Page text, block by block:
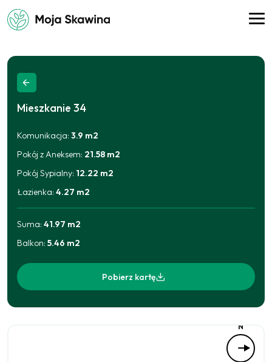
Mieszkanie 34
Komunikacja:3.9 m2
Pokój z Aneksem: 21.58 m2
Pokój Sypialny: 12.22 m2
Łazienka:4.27 m2
Suma:41.97 m2
Balkon:5.46 m2
Pobierz kartę
N